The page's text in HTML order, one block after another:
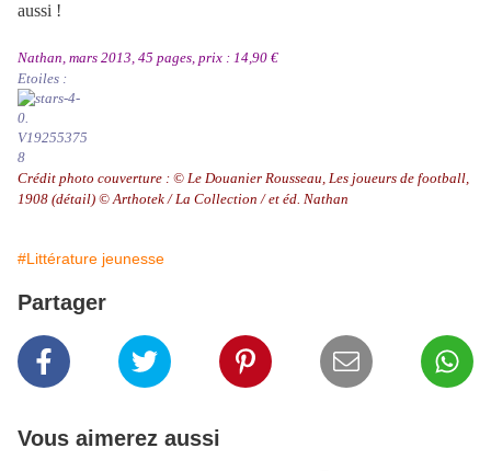
aussi !
Nathan, mars 2013, 45 pages, prix : 14,90 €
Etoiles :
Crédit photo couverture : © Le Douanier Rousseau, Les joueurs de football,
1908 (détail) © Arthotek / La Collection / et éd. Nathan
#Littérature jeunesse
Partager
Vous aimerez aussi